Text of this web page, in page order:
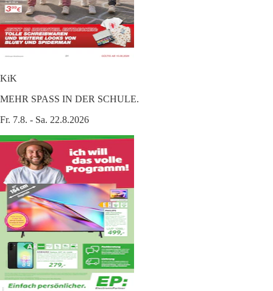
KiK
MEHR SPASS IN DER SCHULE.
Fr. 7.8. - Sa. 22.8.2026